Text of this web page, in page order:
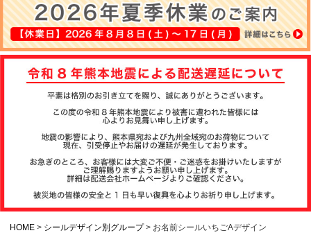
お買
い得
セッ
ト
スタ
ンプ
その
他
注文履歴
て
HOME シールデザイン別グループ お名前シールいちごAデザイン